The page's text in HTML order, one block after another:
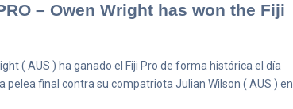
– Owen Wright has won the Fiji
( AUS ) ha ganado el Fiji Pro de forma histórica el día
final contra su compatriota Julian Wilson ( AUS ) en